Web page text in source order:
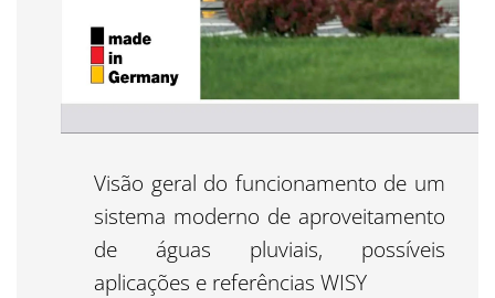
Visão geral do funcionamento de um
sistema moderno de aproveitamento
de águas pluviais, possíveis
aplicações e referências WISY